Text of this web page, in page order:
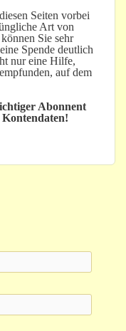
Seiten vorbei
Art von
Sie sehr
Spende deutlich
nur eine Hilfe,
auf dem
Abonnent